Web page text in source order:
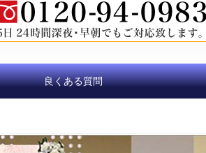
良くある質問